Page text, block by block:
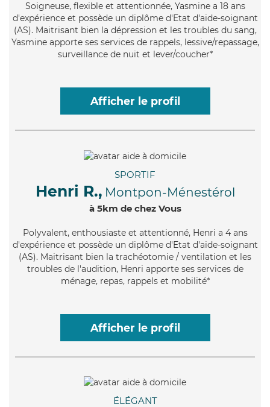
Soigneuse, flexible et attentionnée, Yasmine a 18 ans
d'expérience et possède un diplôme d'Etat d'aide-soignant
(AS). Maitrisant bien la dépression et les troubles du sang,
Yasmine apporte ses services de rappels, lessive/repassage,
surveillance de nuit et lever/coucher*
Afficher le profil
SPORTIF
Henri R., Montpon-Ménestérol
à 5km de chez Vous
Polyvalent, enthousiaste et attentionné, Henri a 4 ans
d'expérience et possède un diplôme d'Etat d'aide-soignant
(AS). Maitrisant bien la trachéotomie / ventilation et les
troubles de l'audition, Henri apporte ses services de
ménage, repas, rappels et mobilité*
Afficher le profil
ÉLÉGANT